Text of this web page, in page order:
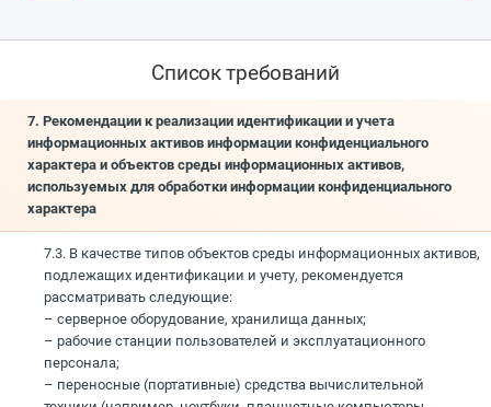
Список требований
7. Рекомендации к реализации идентификации и учета
информационных активов информации конфиденциального
характера и объектов среды информационных активов,
используемых для обработки информации конфиденциального
характера
7.3. В качестве типов объектов среды информационных активов,
подлежащих идентификации и учету, рекомендуется
рассматривать следующие:
– серверное оборудование, хранилища данных;
– рабочие станции пользователей и эксплуатационного
персонала;
– переносные (портативные) средства вычислительной